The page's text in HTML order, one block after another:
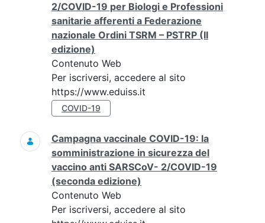
2/COVID-19 per Biologi e Professioni
sanitarie afferenti a Federazione
nazionale Ordini TSRM – PSTRP (II
edizione)
Contenuto Web
Per iscriversi, accedere al sito
https://www.eduiss.it
COVID-19
Campagna vaccinale COVID-19: la
somministrazione in sicurezza del
vaccino anti SARSCoV- 2/COVID-19
(seconda edizione)
Contenuto Web
Per iscriversi, accedere al sito